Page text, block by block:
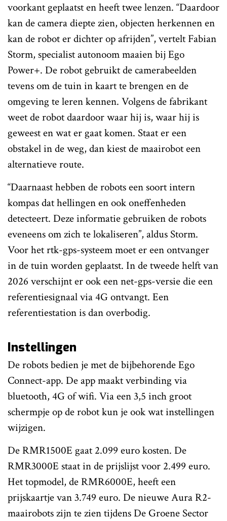
voorkant geplaatst en heeft twee lenzen. “Daardoor
kan de camera diepte zien, objecten herkennen en
kan de robot er dichter op afrijden”, vertelt Fabian
Storm, specialist autonoom maaien bij Ego
Power+. De robot gebruikt de camerabeelden
tevens om de tuin in kaart te brengen en de
omgeving te leren kennen. Volgens de fabrikant
weet de robot daardoor waar hij is, waar hij is
geweest en wat er gaat komen. Staat er een
obstakel in de weg, dan kiest de maairobot een
alternatieve route.
“Daarnaast hebben de robots een soort intern
kompas dat hellingen en ook oneffenheden
detecteert. Deze informatie gebruiken de robots
eveneens om zich te lokaliseren”, aldus Storm.
Voor het rtk-gps-systeem moet er een ontvanger
in de tuin worden geplaatst. In de tweede helft van
2026 verschijnt er ook een net-gps-versie die een
referentiesignaal via 4G ontvangt. Een
referentiestation is dan overbodig.
Instellingen
De robots bedien je met de bijbehorende Ego
Connect-app. De app maakt verbinding via
bluetooth, 4G of wifi. Via een 3,5 inch groot
schermpje op de robot kun je ook wat instellingen
wijzigen.
De RMR1500E gaat 2.099 euro kosten. De
RMR3000E staat in de prijslijst voor 2.499 euro.
Het topmodel, de RMR6000E, heeft een
prijskaartje van 3.749 euro. De nieuwe Aura R2-
maairobots zijn te zien tijdens De Groene Sector